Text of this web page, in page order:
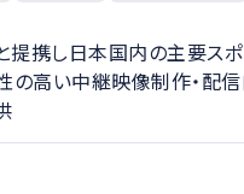
提携し日本国内の主要ス
の高い中継映像制作・配